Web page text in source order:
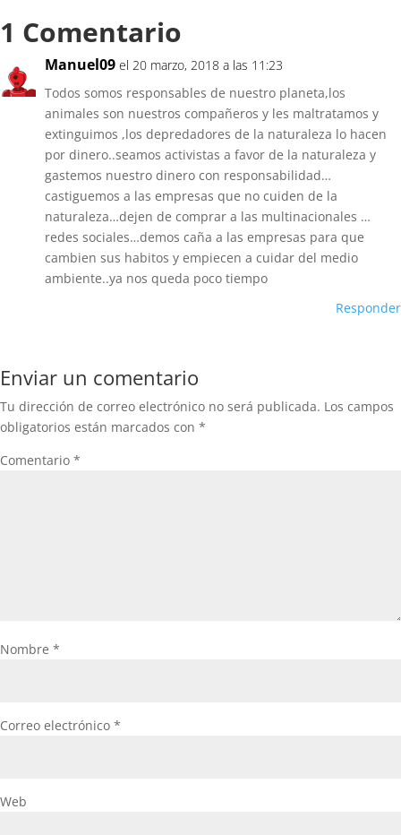
1 Comentario
Manuel09 el 20 marzo, 2018 a las 11:23
Todos somos responsables de nuestro planeta,los
animales son nuestros compañeros y les maltratamos y
extinguimos ,los depredadores de la naturaleza lo hacen
por dinero..seamos activistas a favor de la naturaleza y
gastemos nuestro dinero con responsabilidad…
castiguemos a las empresas que no cuiden de la
naturaleza…dejen de comprar a las multinacionales …
redes sociales…demos caña a las empresas para que
cambien sus habitos y empiecen a cuidar del medio
ambiente..ya nos queda poco tiempo
Responder
Enviar un comentario
Tu dirección de correo electrónico no será publicada. Los campos
obligatorios están marcados con *
Comentario *
Nombre *
Correo electrónico *
Web